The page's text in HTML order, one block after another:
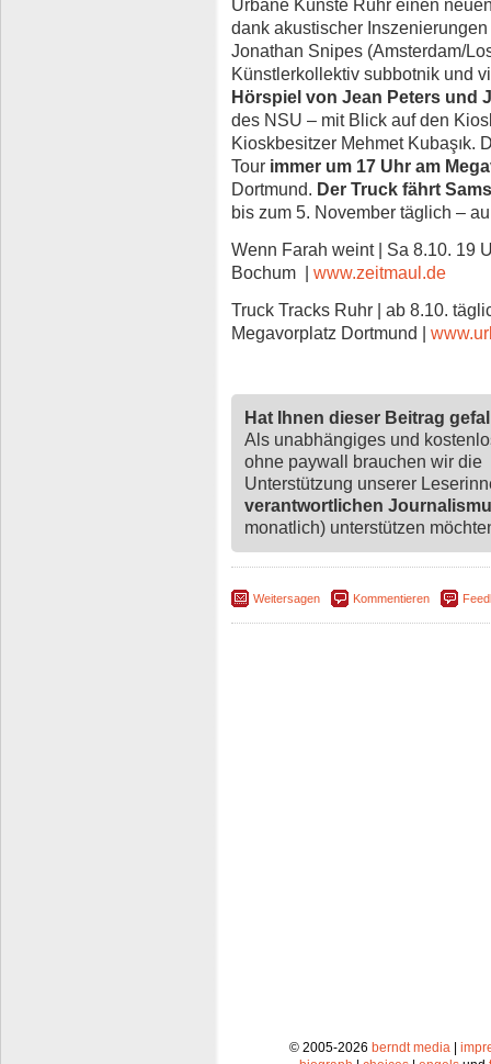
Urbane Künste Ruhr einen
dank akustischer
Jonathan Snipes (Amsterdam/
Künstlerkollektiv subbotnik und
Hörspiel von Jean Peters und
des NSU – mit Blick auf den
Kioskbesitzer Mehmet Kubaşık.
Tour immer um 17 Uhr am
Dortmund. Der Truck fährt
bis zum 5. November täglich –
Wenn Farah weint | Sa 8.10. 19
Bochum | www.zeitmaul.de
Truck Tracks Ruhr | ab 8.10.
Megavorplatz Dortmund |
Hat Ihnen dieser Beitrag
Als unabhängiges und
ohne paywall brauchen wir die
Unterstützung unserer
verantwortlichen
monatlich) unterstützen
Weitersagen Kommentieren
© 2005-2026 berndt media|